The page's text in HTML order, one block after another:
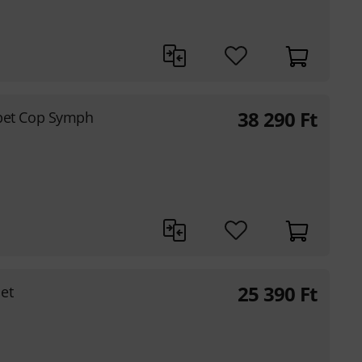
Cop Symph 38 290 Ft
25 390 Ft